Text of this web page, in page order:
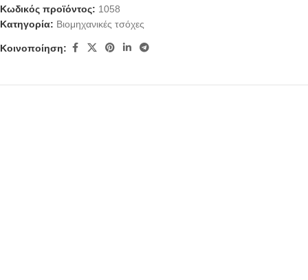
Κωδικός προϊόντος: 1058
Κατηγορία: Βιομηχανικές τσόχες
Κοινοποίηση: